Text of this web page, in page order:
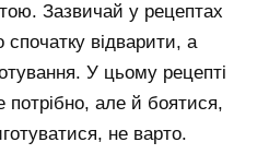
Зазвичай у рецептах
спочатку відварити, а
У цьому рецепті
потрібно, але й боятися,
не варто.